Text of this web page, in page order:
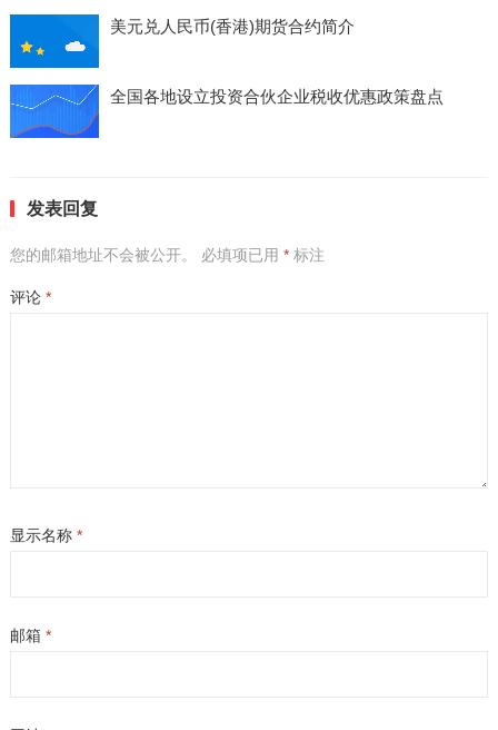
美元兑人民币(香港)期货合约简介
全国各地设立投资合伙企业税收优惠政策盘点
发表回复
您的邮箱地址不会被公开。 必填项已用 *标注
评论 *
显示名称 *
邮箱 *